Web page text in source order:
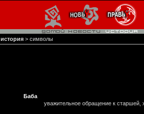
история > символы
Баба
уважительное обращение к старшей,